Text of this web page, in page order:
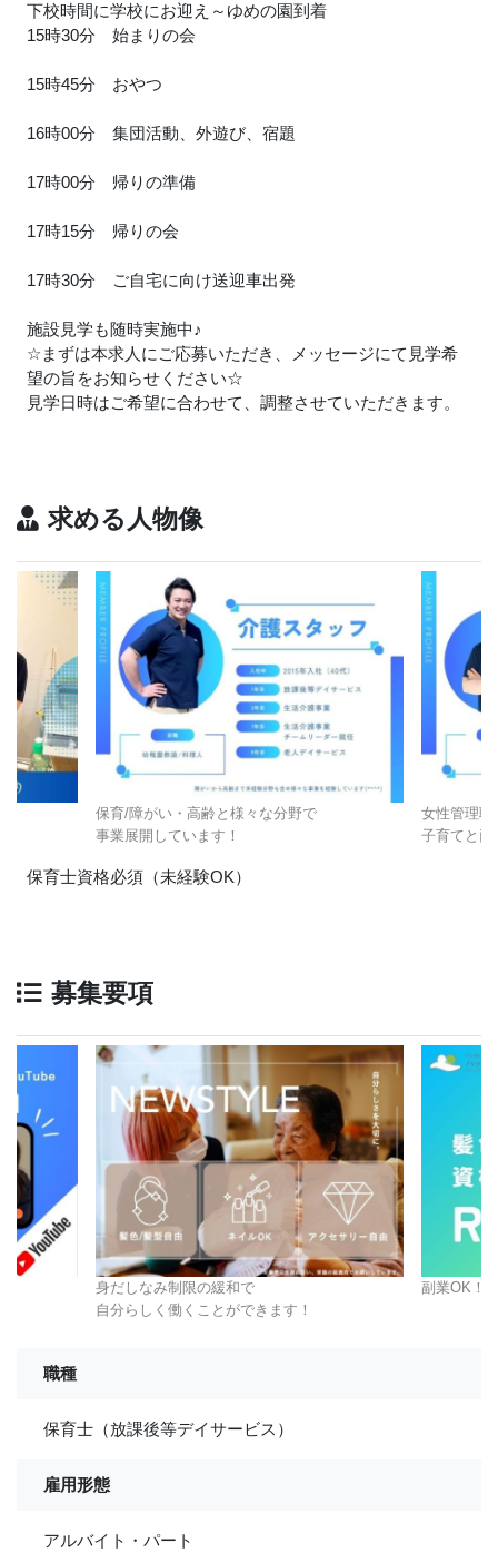
下校時間に学校にお迎え～ゆめの園到着
15時30分 始まりの会
15時45分 おやつ
16時00分 集団活動、外遊び、宿題
17時00分 帰りの準備
17時15分 帰りの会
17時30分 ご自宅に向け送迎車出発
施設見学も随時実施中♪
☆まずは本求人にご応募いただき、メッセージにて見学希
望の旨をお知らせください☆
見学日時はご希望に合わせて、調整させていただきます。
求める人物像
保育/障がい・高齢と様々な分野で
事業展開しています！
女性管理職
子育てと両
保育士資格必須（未経験OK）
募集要項
身だしなみ制限の緩和で
自分らしく働くことができます！
副業OK！
職種
保育士（放課後等デイサービス）
雇用形態
アルバイト・パート